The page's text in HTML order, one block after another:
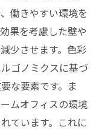
働きやすい環境を
果を考慮した壁や
少させます。色彩
ゴノミクスに基づ
な要素です。ま
ムオフィスの環境
ています。これに